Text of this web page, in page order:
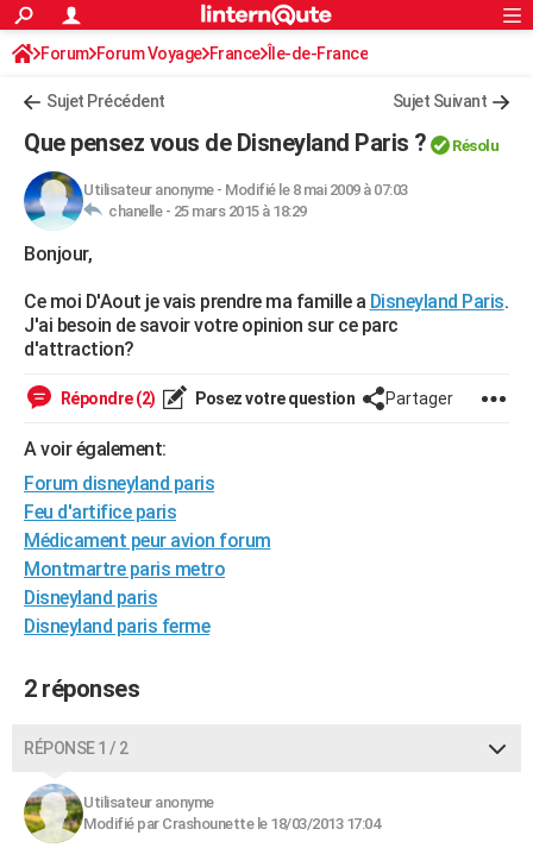
ACTUALITÉS
Politique
Société
Faits Divers
Education
Monde
Villes
+
FINANCE
Retraite
Impôts
Epargne
Immobilier
Risques naturels par ville
Banque
Assurance
Crédit
AUTO
Essais
Réserver un essai
Citadines
Berlines
SUV
Forum auto
+HIGH-TECH
Mobiles
Meilleur smartphone
Internet
Ordinateurs
Jeux vidéo
Guide high-tech
+BRICOLAGE
Forum
Aménagement intérieur
Extérieur
Cuisine
Salle de bains
Jardinage
Rangement
Guides de France
Escapades
Patrimoine
Expositions
Musées
Week-end nature
Art de vivre
Bien-être
Loisirs
Mode
Modes de vie
Alimentation
Guide de la santé
Maladies
Médicaments
Sommeil
VOYAGE
PHOTO
GUIDES D'ACHAT
CARTE DE VOEUX
Carte de Noël
Carte Bonne année
Carte Saint-Valentin
Carte Pâques
Carte d'anniversaire
DICTIONNAIRE
Dictionnaire
Biographies
Citations
Expressions
Proverbes
PROGRAMME TV
S'inscrire
Connexion
Forum Forum Voyage France Île-de-France
Sujet Précédent Sujet Suivant
Que pensez vous de Disneyland Paris ? Résolu
Utilisateur anonyme- Modifié le 8 mai 2009 à 07:03
chanelle - 25 mars 2015 à 18:29
Bonjour,
Ce moi D'Aout je vais prendre ma famille a Disneyland Paris.
J'ai besoin de savoir votre opinion sur ce parc
d'attraction?
Répondre (2) Posez votre question Partager
A voir également:
Forum disneyland paris
Feu d'artifice paris
Médicament peur avion forum
Montmartre paris metro
Disneyland paris
Disneyland paris ferme
2 réponses
RÉPONSE 1 / 2
Utilisateur anonyme
Modifié par Crashounette le 18/03/2013 17:04